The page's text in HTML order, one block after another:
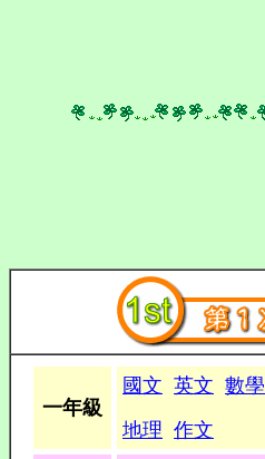
一年級
國文 英文 數學
地理 作文